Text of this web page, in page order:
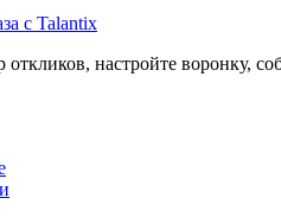
с Talantix
откликов, настройте воронку,